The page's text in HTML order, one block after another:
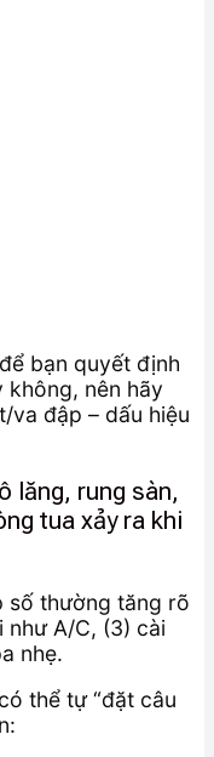
bạn quyết định
không, nên hãy
va đập – dấu hiệu
lăng, rung sàn,
tua xảy ra khi
số thường tăng rõ
như A/C, (3) cài
nhẹ.
thể tự “đặt câu